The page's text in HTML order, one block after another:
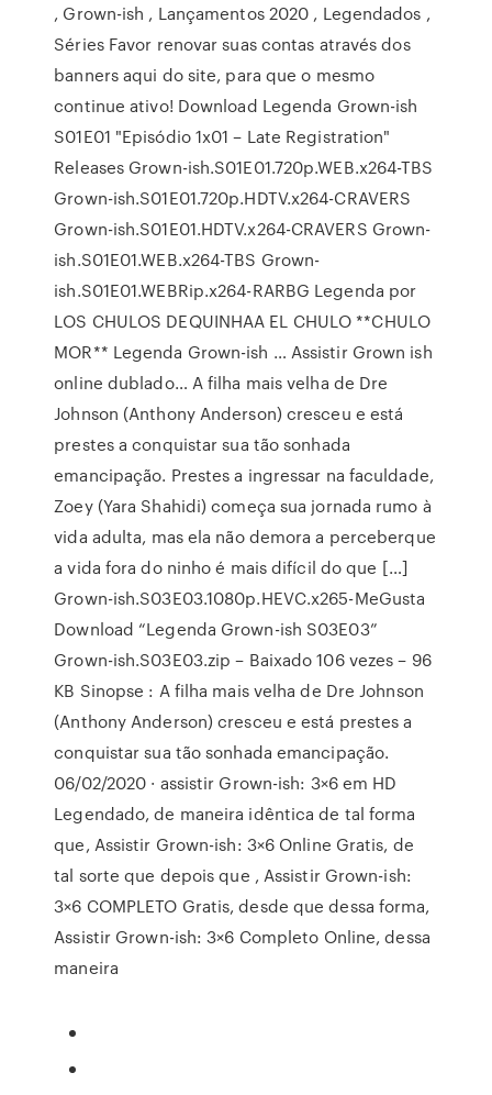
, Grown-ish , Lançamentos 2020 , Legendados ,
Séries Favor renovar suas contas através dos
banners aqui do site, para que o mesmo
continue ativo! Download Legenda Grown-ish
S01E01 "Episódio 1x01 – Late Registration"
Releases Grown-ish.S01E01.720p.WEB.x264-TBS
Grown-ish.S01E01.720p.HDTV.x264-CRAVERS
Grown-ish.S01E01.HDTV.x264-CRAVERS Grown-
ish.S01E01.WEB.x264-TBS Grown-
ish.S01E01.WEBRip.x264-RARBG Legenda por
LOS CHULOS DEQUINHAA EL CHULO **CHULO
MOR** Legenda Grown-ish … Assistir Grown ish
online dublado… A filha mais velha de Dre
Johnson (Anthony Anderson) cresceu e está
prestes a conquistar sua tão sonhada
emancipação. Prestes a ingressar na faculdade,
Zoey (Yara Shahidi) começa sua jornada rumo à
vida adulta, mas ela não demora a perceberque
a vida fora do ninho é mais difícil do que […]
Grown-ish.S03E03.1080p.HEVC.x265-MeGusta
Download “Legenda Grown-ish S03E03”
Grown-ish.S03E03.zip – Baixado 106 vezes – 96
KB Sinopse : A filha mais velha de Dre Johnson
(Anthony Anderson) cresceu e está prestes a
conquistar sua tão sonhada emancipação.
06/02/2020 · assistir Grown-ish: 3×6 em HD
Legendado, de maneira idêntica de tal forma
que, Assistir Grown-ish: 3×6 Online Gratis, de
tal sorte que depois que , Assistir Grown-ish:
3×6 COMPLETO Gratis, desde que dessa forma,
Assistir Grown-ish: 3×6 Completo Online, dessa
maneira